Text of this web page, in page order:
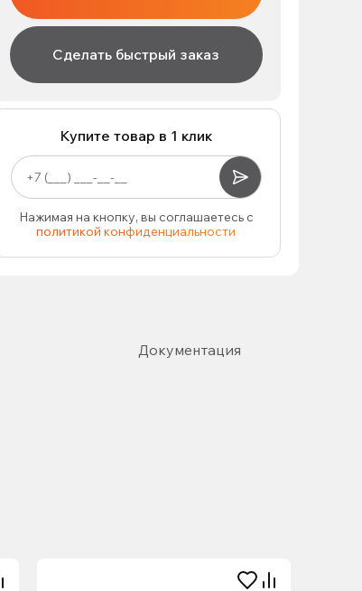
Сделать быстрый заказ
Купите товар в 1 клик
Нажимая на кнопку, вы соглашаетесь с
политикой конфиденциальности
Документация